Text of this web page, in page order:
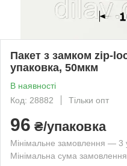
Пакет з замком zip-
упаковка, 50мкм
В наявності
Код: 28882
Тільки опт
96 ₴/упаковка
Мінімальне замовлення — 3
Мінімальна сума